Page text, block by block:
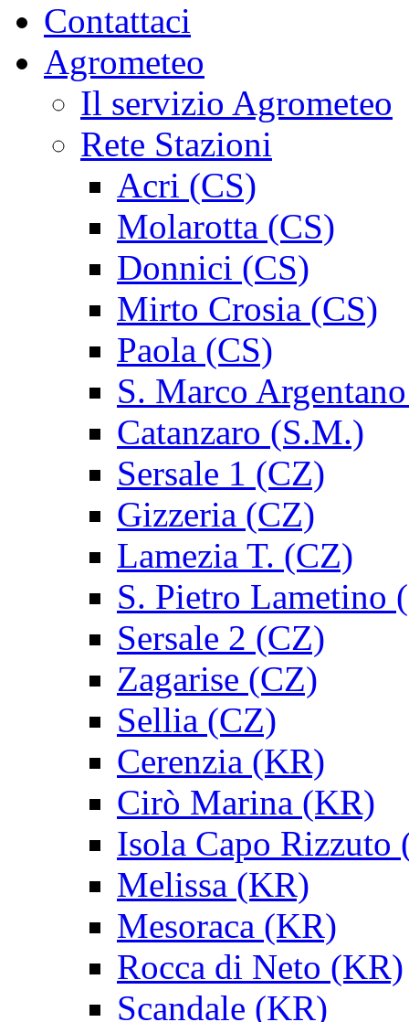
Contattaci
Agrometeo
Il servizio Agrometeo
Rete Stazioni
Acri (CS)
Molarotta (CS)
Donnici (CS)
Mirto Crosia (CS)
Paola (CS)
S. Marco
Catanzaro (S.M.)
Sersale 1 (CZ)
Gizzeria (CZ)
Lamezia T. (CZ)
S. Pietro Lametino
Sersale 2 (CZ)
Zagarise (CZ)
Sellia (CZ)
Cerenzia (KR)
Cirò Marina (KR)
Isola Capo Rizzuto
Melissa (KR)
Mesoraca (KR)
Rocca di Neto (KR)
Scandale (KR)